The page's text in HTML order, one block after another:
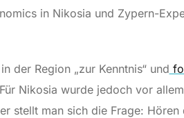
in Nikosia und Zypern-
der Region „zur Kenntnis“ und
Nikosia wurde jedoch vor
stellt man sich die Frage: